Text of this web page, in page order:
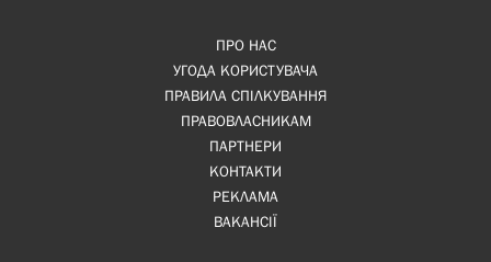
ПРО НАС
УГОДА КОРИСТУВАЧА
ПРАВИЛА СПІЛКУВАННЯ
ПРАВОВЛАСНИКАМ
ПАРТНЕРИ
КОНТАКТИ
РЕКЛАМА
ВАКАНСІЇ